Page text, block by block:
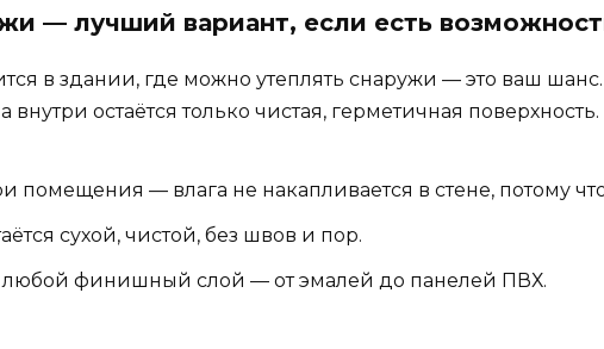
— лучший вариант, если есть
в здании, где можно утеплять снаружи — это ваш
внутри остаётся только чистая, герметичная
помещения — влага не накапливается в стене, потому
сухой, чистой, без швов и пор.
любой финишный слой — от эмалей до панелей ПВХ.